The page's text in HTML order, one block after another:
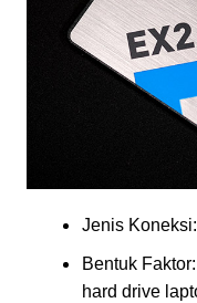
Jenis
Bentuk
hard drive